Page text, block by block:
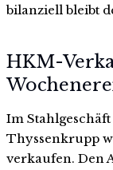
bilanziell bleibt
HKM-
Im
Thyssenkrupp
verkaufen. Den